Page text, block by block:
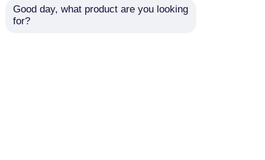
Good day, what product are you looking
for?